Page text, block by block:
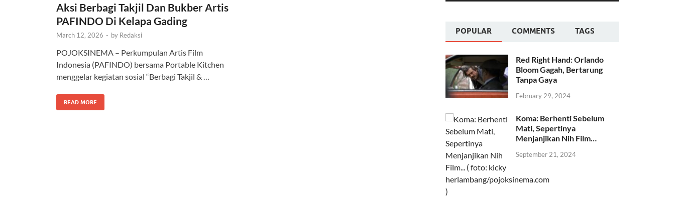
Aksi Berbagi Takjil Dan Bukber Artis
PAFINDO Di Kelapa Gading
March 12, 2026 - by Redaksi
POJOKSINEMA – Perkumpulan Artis Film
Indonesia (PAFINDO) bersama Portable Kitchen
menggelar kegiatan sosial “Berbagi Takjil & …
READ MORE
POPULAR COMMENTS TAGS
Red Right Hand: Orlando
Bloom Gagah, Bertarung
Tanpa Gaya
February 29, 2024
Koma: Berhenti Sebelum
Mati, Sepertinya
Menjanjikan Nih Film…
September 21, 2024